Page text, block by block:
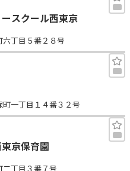
スクール西東京
丁目５番２８号
一丁目１４番３２号
京保育園
丁目３番７号